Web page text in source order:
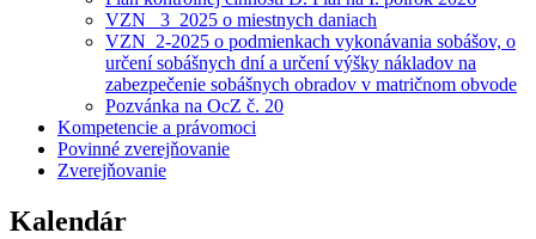
VZN _3_2025 o miestnych daniach
VZN_2-2025 o podmienkach vykonávania sobášov, o
určení sobášnych dní a určení výšky nákladov na
zabezpečenie sobášnych obradov v matričnom obvode
Pozvánka na OcZ č. 20
Kompetencie a právomoci
Povinné zverejňovanie
Zverejňovanie
Kalendár